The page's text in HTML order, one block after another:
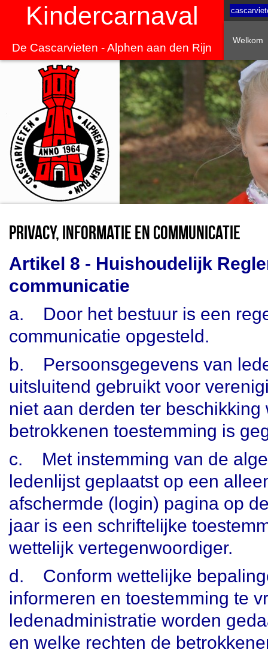
Kindercarnaval
De Cascarvieten - Alphen aan den Rijn
Welkom
Privacy, informatie en communicatie
Artikel 8 - Huishoudelijk
communicatie
a. Door het bestuur is een
communicatie opgesteld.
b. Persoonsgegevens van
uitsluitend gebruikt voor
niet aan derden ter
betrokkenen toestemming is
c. Met instemming van de
ledenlijst geplaatst op een
afschermde (login) pagina op
jaar is een schriftelijke
wettelijk vertegenwoordiger.
d. Conform wettelijke
informeren en toestemming te
ledenadministratie worden
en welke rechten de